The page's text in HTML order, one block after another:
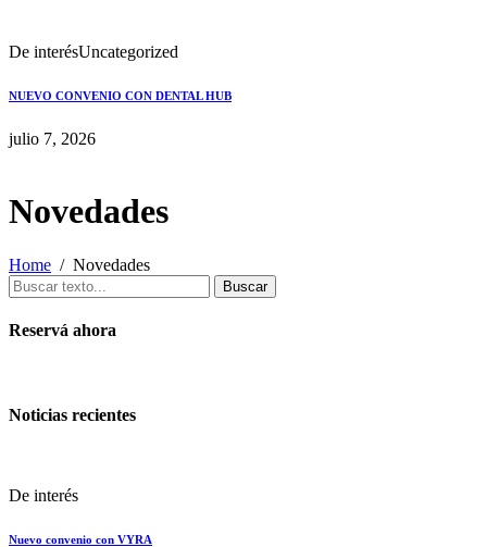
De interésUncategorized
NUEVO CONVENIO CON DENTAL HUB
julio 7, 2026
Novedades
Home Novedades
Buscar
Reservá ahora
Noticias recientes
De interés
Nuevo convenio con VYRA